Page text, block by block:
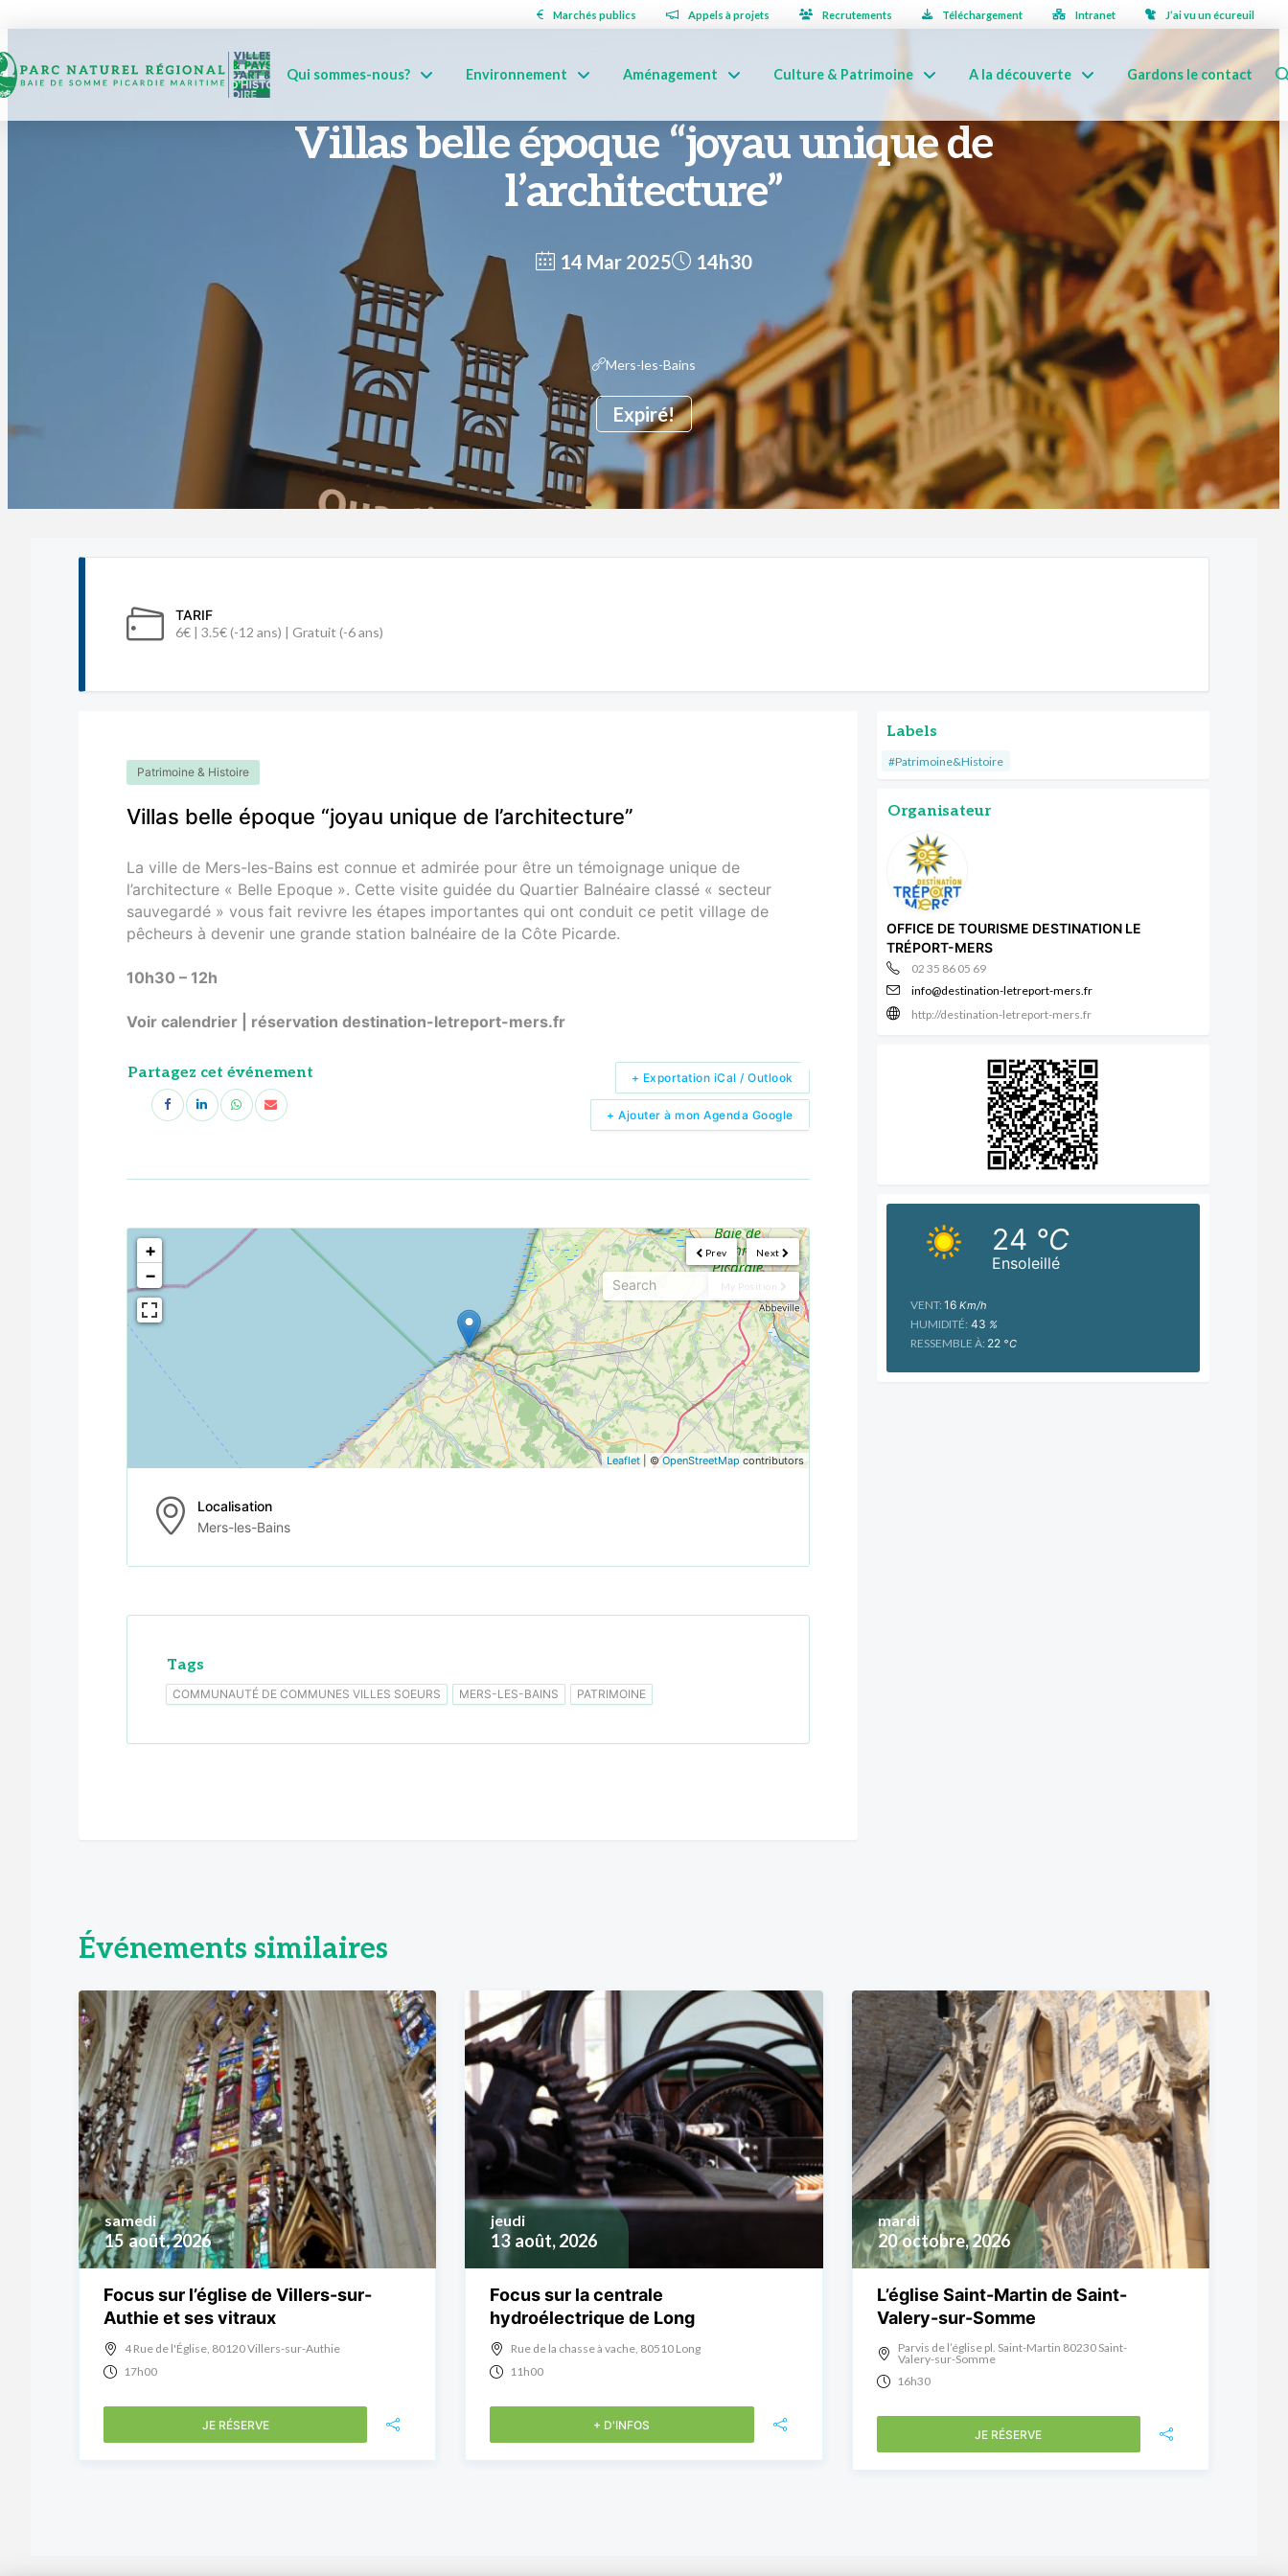
Marchés publics Appels à projets Recrutements Téléchargement Intranet J’ai vu un écureuil
Qui sommes-nous? Environnement Aménagement Culture & Patrimoine A la découverte Gardons le contact
Villas belle époque “joyau unique de
l’architecture”
14 Mar 2025
Expiré!
14h30
Mers-les-Bains
TARIF
6€ | 3.5€ (-12 ans) | Gratuit (-6 ans)
Patrimoine & Histoire
Villas belle époque “joyau unique de l’architecture”
La ville de Mers-les-Bains est connue et admirée pour être un témoignage unique de
l’architecture « Belle Epoque ». Cette visite guidée du Quartier Balnéaire classé « secteur
sauvegardé » vous fait revivre les étapes importantes qui ont conduit ce petit village de
pêcheurs à devenir une grande station balnéaire de la Côte Picarde.
10h30 – 12h
Voir calendrier | réservation destination-letreport-mers.fr
Partagez cet événement
+ Ajouter à mon Agenda Google
+ Exportation iCal / Outlook
Next
Prev
My Position
<!---->
+
−
Leaflet| ©OpenStreetMap contributors
Localisation
Mers-les-Bains
Tags
COMMUNAUTÉ DE COMMUNES VILLES SOEURS MERS-LES-BAINS PATRIMOINE
Labels
#Patrimoine&Histoire
Organisateur
OFFICE DE TOURISME DESTINATION LE
TRÉPORT-MERS
02 35 86 05 69
info@destination-letreport-mers.fr
http://destination-letreport-mers.fr
Ensoleillé
24 °C
VENT: 16Km/h
HUMIDITÉ: 43 %
RESSEMBLE À: 22°C
Événements similaires
15 août, 2026
samedi
Focus sur l’église de Villers-sur-
Authie et ses vitraux
4 Rue de l'Église, 80120 Villers-sur-Authie
17h00
JE RÉSERVE
13 août, 2026
jeudi
Focus sur la centrale
hydroélectrique de Long
Rue de la chasse à vache, 80510 Long
11h00
+ D'INFOS
20 octobre, 2026
mardi
L’église Saint-Martin de Saint-
Valery-sur-Somme
Parvis de l’église pl. Saint-Martin 80230 Saint-
Valery-sur-Somme
16h30
JE RÉSERVE